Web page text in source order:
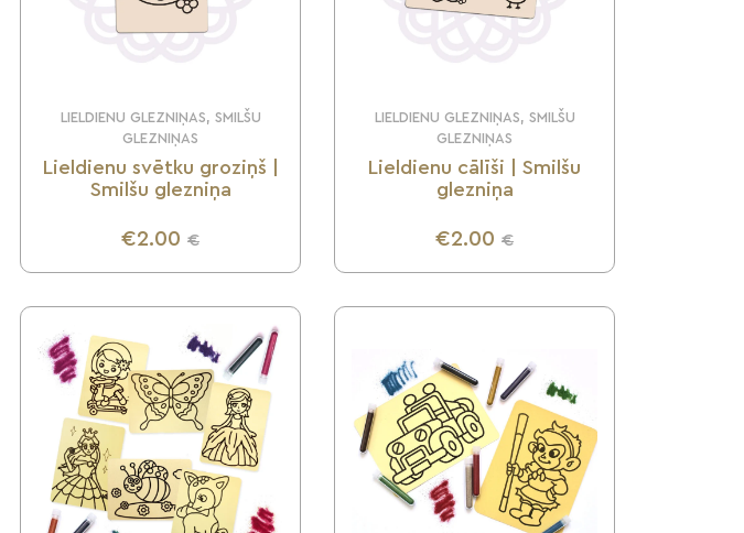
LIELDIENU GLEZNIŅAS, SMILŠU
GLEZNIŅAS
Lieldienu svētku groziņš |
Smilšu glezniņa
€2.00 €
UZZINI VAIRĀK
LIELDIENU GLEZNIŅAS, SMILŠU
GLEZNIŅAS
Lieldienu cālīši | Smilšu
glezniņa
€2.00 €
UZZINI VAIRĀK